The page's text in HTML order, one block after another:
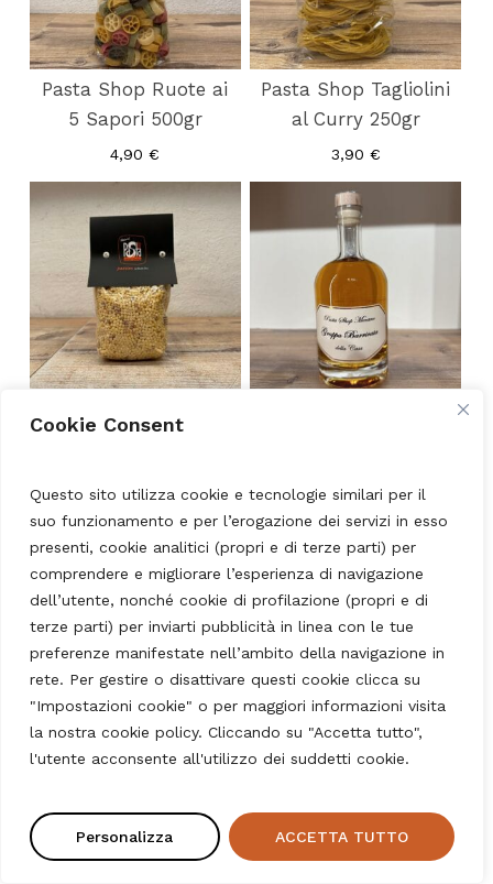
Cookie Consent
Questo sito utilizza cookie e tecnologie similari per il
suo funzionamento e per l’erogazione dei servizi in esso
presenti, cookie analitici (propri e di terze parti) per
comprendere e migliorare l’esperienza di navigazione
dell’utente, nonché cookie di profilazione (propri e di
terze parti) per inviarti pubblicità in linea con le tue
preferenze manifestate nell’ambito della navigazione in
rete. Per gestire o disattivare questi cookie clicca su
"Impostazioni cookie" o per maggiori informazioni visita
la nostra cookie policy. Cliccando su "Accetta tutto",
l'utente acconsente all'utilizzo dei suddetti cookie.
Personalizza ACCETTA TUTTO
Subtotale: 0,00
Carrello
Pasta Shop Ruote ai
5 Sapori 500gr
4,90€
Pasta Shop Tagliolini
al Curry 250gr
3,90 €
Pasta Shop Fregola
Pasta Shop
250gr
3,90€
Pasta Shop
3,85€